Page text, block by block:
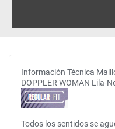
Información Técnica
DOPPLER WOMAN Lila-
Todos los sentidos se